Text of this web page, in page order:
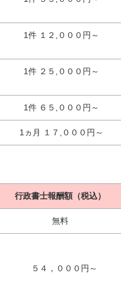
1件 １２,０００円～
1件 ２５,０００円～
1件 ６５,０００円～
1ヵ月 １７,０００円～
行政書士報酬額（税込）
無料
５４，０００円～